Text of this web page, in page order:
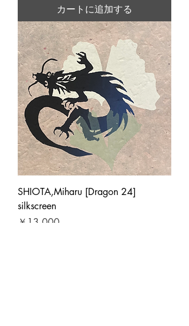
カートに追加する
SHIOTA,Miharu [Dragon 24]
silkscreen
価格
￥13,000